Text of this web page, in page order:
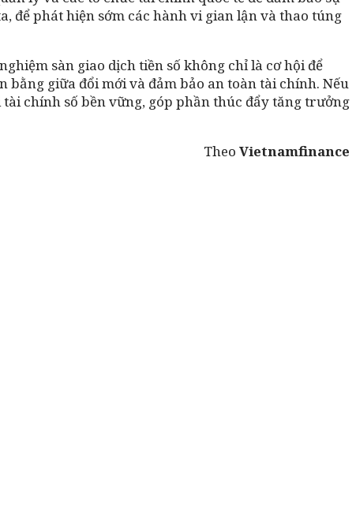
để phát hiện sớm các hành vi gian lận và thao túng
sàn giao dịch tiền số không chỉ là cơ hội để
giữa đổi mới và đảm bảo an toàn tài chính. Nếu
chính số bền vững, góp phần thúc đẩy tăng trưởng
Theo Vietnamfinance